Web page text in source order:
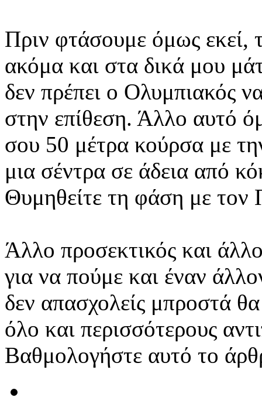
Πριν φτάσουμε όμως εκεί,
ακόμα και στα δικά μου
δεν πρέπει ο Ολυμπιακός
στην επίθεση. Άλλο αυτό
σου 50 μέτρα κούρσα με
μια σέντρα σε άδεια από
Θυμηθείτε τη φάση με
Άλλο προσεκτικός και
για να πούμε και έναν
δεν απασχολείς μπροστά
όλο και περισσότερους
Βαθμολογήστε αυτό το